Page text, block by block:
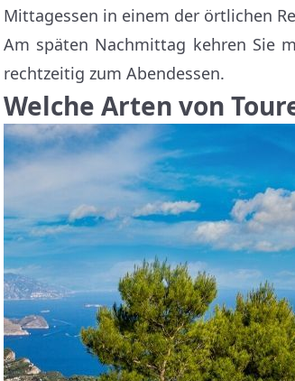
Mittagessen in einem der örtlichen
Am späten Nachmittag kehren Sie
rechtzeitig zum Abendessen.
Welche Arten von